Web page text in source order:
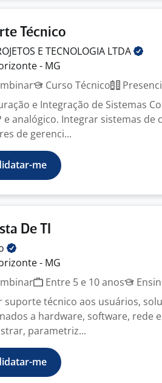
Técnico
E TECNOLOGIA LTDA
- MG
Curso Técnico
e Integração de Sistemas
e analógico. Integrar sistemas
de gerenci...
me
De TI
- MG
Entre 5 e 10 anos
suporte técnico aos usuários,
a hardware, software, rede
parametriz...
me